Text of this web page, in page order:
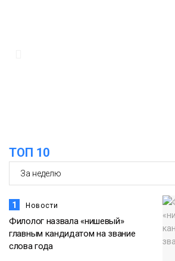
Новости
ТОП 10
1 Новости
Филолог назвала «нишевый»
главным кандидатом на звание
слова года